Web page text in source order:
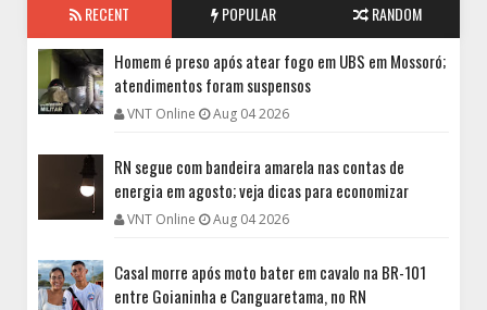
RECENT POPULAR RANDOM
Homem é preso após atear fogo em UBS em Mossoró;
atendimentos foram suspensos
VNT Online Aug 04 2026
RN segue com bandeira amarela nas contas de
energia em agosto; veja dicas para economizar
VNT Online Aug 04 2026
Casal morre após moto bater em cavalo na BR-101
entre Goianinha e Canguaretama, no RN